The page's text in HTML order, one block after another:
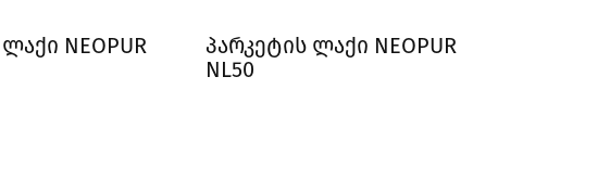
NEOPUR
პარკეტის ლაქი NEOPUR
NL50